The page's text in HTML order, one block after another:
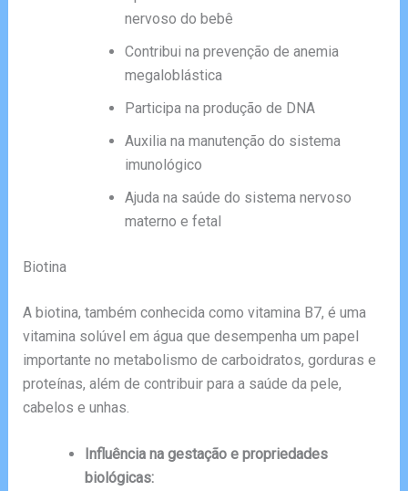
nervoso do bebê
Contribui na prevenção de anemia
megaloblástica
Participa na produção de DNA
Auxilia na manutenção do sistema
imunológico
Ajuda na saúde do sistema nervoso
materno e fetal
Biotina
A biotina, também conhecida como vitamina B7, é uma
vitamina solúvel em água que desempenha um papel
importante no metabolismo de carboidratos, gorduras e
proteínas, além de contribuir para a saúde da pele,
cabelos e unhas.
Influência na gestação e propriedades
biológicas: